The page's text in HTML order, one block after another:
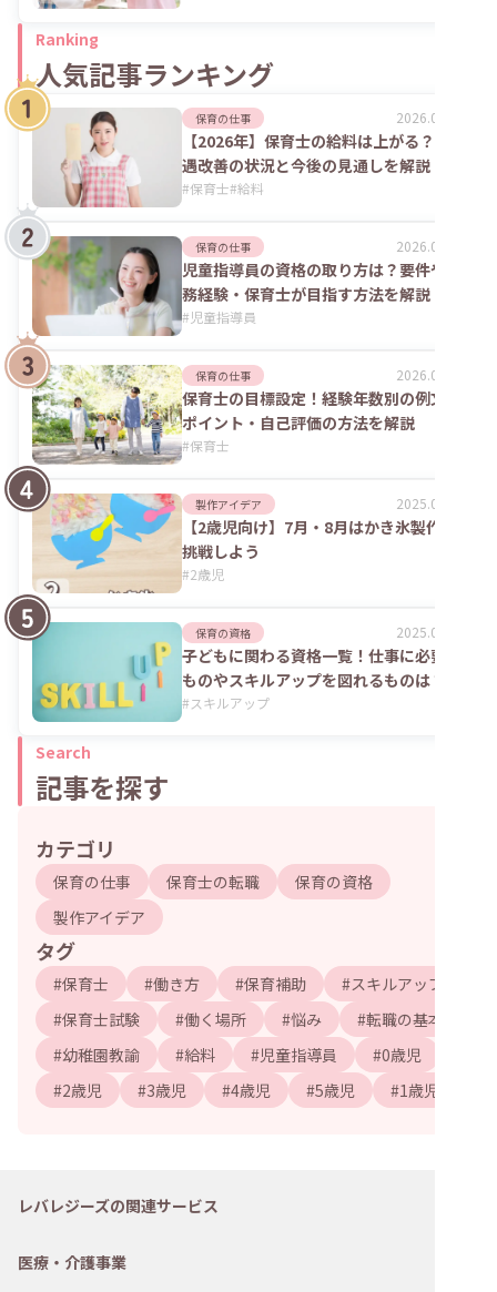
Ranking
人気記事ランキング
保育の仕事 2026.08.06
【2026年】保育士の給料は上がる？処
遇改善の状況と今後の見通しを解説
#保育士#給料
保育の仕事 2026.07.24
児童指導員の資格の取り方は？要件や実
務経験・保育士が目指す方法を解説
#児童指導員
保育の仕事 2026.02.09
保育士の目標設定！経験年数別の例文や
ポイント・自己評価の方法を解説
#保育士
製作アイデア 2025.09.04
【2歳児向け】7月・8月はかき氷製作に
挑戦しよう
#2歳児
保育の資格 2025.06.02
子どもに関わる資格一覧！仕事に必要な
ものやスキルアップを図れるものは？
#スキルアップ
Search
記事を探す
カテゴリ
保育の仕事 保育士の転職
保育の資格
製作アイデア
タグ
#保育士 #働き方 #保育補助 #スキルアップ
#保育士試験 #働く場所 #悩み #転職の基本
#幼稚園教諭 #給料 #児童指導員 #0歳児
#2歳児 #3歳児 #4歳児 #5歳児 #1歳児
レバレジーズの関連サービス
医療・介護事業